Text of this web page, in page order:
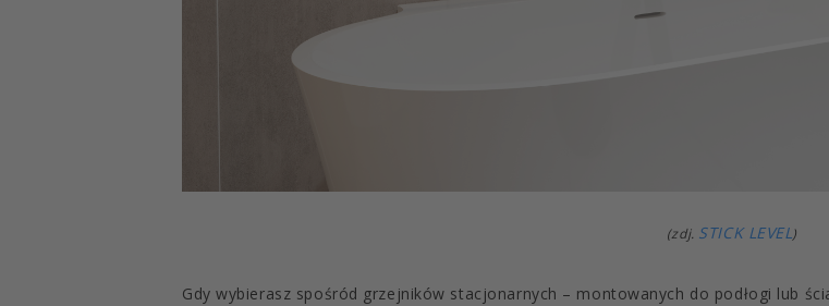
(zdj. STICK LEVEL)
Gdy wybierasz spośród grzejników stacjonarnych – montowanych do podłogi lub